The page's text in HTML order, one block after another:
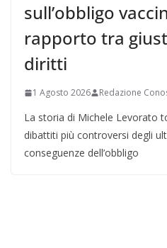
sull’obbligo
rapporto tra
diritti
1 Agosto 2026 Redazione
La storia di Michele Levorato
dibattiti più controversi degli
conseguenze dell’obbligo